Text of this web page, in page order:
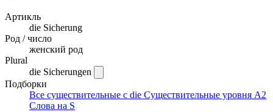
Артикль
die Sicherung
Род / число
женский род
Plural
die Sicherungen
Подборки
Все существительные с die Существительные уровня A2
Слова на S